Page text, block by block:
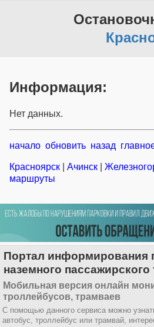
Информация:
Нет данных.
начало обновить назад
Красноярск Ачинск
маршруты
Портал информирования
наземного пассажирского
Мобильная версия онлайн
троллейбусов, трамваев
С помощью данного сервиса можно
автобус, троллейбус или трамвай,